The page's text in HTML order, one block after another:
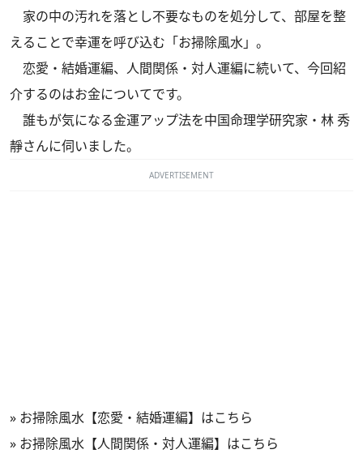
家の中の汚れを落とし不要なものを処分して、部屋を整
えることで幸運を呼び込む「お掃除風水」。
恋愛・結婚運編、 人間関係・対人運編に続いて、今回紹
介するのはお金についてです。
誰もが気になる金運アップ法を中国命理学研究家・林 秀
靜さんに伺いました。
ADVERTISEMENT
» お掃除風水【恋愛・結婚運編】はこちら
» お掃除風水【人間関係・対人運編】はこちら